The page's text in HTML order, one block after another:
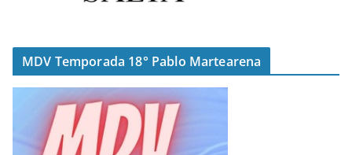
MDV Temporada 18° Pablo Martearena